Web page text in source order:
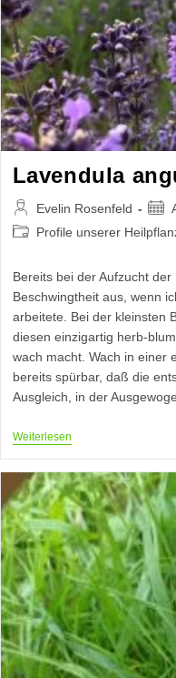
Lavendula
Beitrags-
Autor:
Evelin Rosenfeld
Beitrags-Profile unserer
Bereits bei der Aufzucht
Beschwingtheit aus, wenn
arbeitete. Bei der kleinsten
diesen einzigartig herb-
wach macht. Wach in einer
bereits spürbar, daß die
Ausgleich, in der
WeiterlesenLavendula
Lavendel